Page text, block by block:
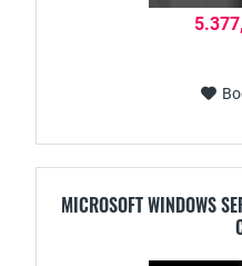
MICROSOFT WINDOWS